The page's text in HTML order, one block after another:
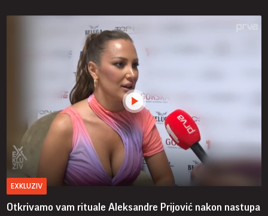
EXKLUZIV
Otkrivamo vam rituale Aleksandre Prijović nakon nastupa